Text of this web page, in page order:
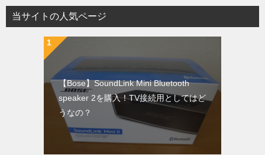
当サイトの人気ページ
【Bose】SoundLink Mini Bluetooth
speaker 2を購入！TV接続用としてはど
うなの？